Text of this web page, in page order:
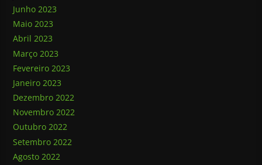
Junho 2023
Maio 2023
Abril 2023
Março 2023
Fevereiro 2023
Janeiro 2023
Dezembro 2022
Novembro 2022
Outubro 2022
Setembro 2022
Agosto 2022